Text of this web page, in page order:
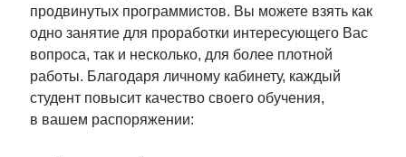
продвинутых программистов. Вы можете взять как
одно занятие для проработки интересующего Вас
вопроса, так и несколько, для более плотной
работы. Благодаря личному кабинету, каждый
студент повысит качество своего обучения,
в вашем распоряжении: